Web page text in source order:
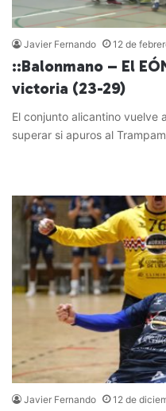
Javier Fernando 12 de
::Balonmano – El
victoria (23-29)
El conjunto alicantino vuelve
superar si apuros al
Javier Fernando 12 de